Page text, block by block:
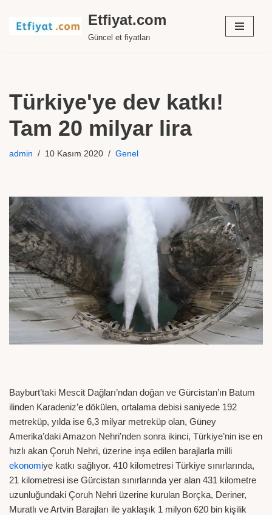
İçeriğe
Etfiyat.com
Güncel et fiyatları
Türkiye'ye dev katkı!
Tam 20 milyar lira
admin 10 Kasım 2020 Genel
Bayburt’taki Mescit Dağları’ndan doğan ve Gürcistan’ın Batum
ilinden Karadeniz’e dökülen, ortalama debisi saniyede 192
metreküp, yılda ise 6,3 milyar metreküp olan, Güney
Amerika’daki Amazon Nehri’nden sonra ikinci, Türkiye’nin ise en
hızlı akan Çoruh Nehri, üzerine inşa edilen barajlarla milli
ekonomiye katkı sağlıyor. 410 kilometresi Türkiye sınırlarında,
21 kilometresi ise Gürcistan sınırlarında yer alan 431 kilometre
uzunluğundaki Çoruh Nehri üzerine kurulan Borçka, Deriner,
Muratlı ve Artvin Barajları ile yaklaşık 1 milyon 620 bin kişilik